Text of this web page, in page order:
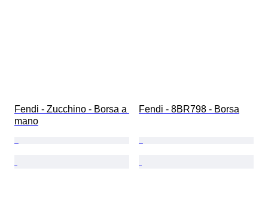
Fendi - Zucchino - Borsa a
mano
Fendi - 8BR798 - Borsa